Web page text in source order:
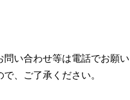
い合わせ等は電話でお願
、ご了承ください。